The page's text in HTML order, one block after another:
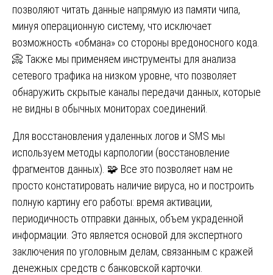
позволяют читать данные напрямую из памяти чипа,
минуя операционную систему, что исключает
возможность «обмана» со стороны вредоносного кода.
📀 Также мы применяем инструменты для анализа
сетевого трафика на низком уровне, что позволяет
обнаружить скрытые каналы передачи данных, которые
не видны в обычных мониторах соединений.
Для восстановления удаленных логов и SMS мы
используем методы карпологии (восстановление
фрагментов данных). 🧩 Все это позволяет нам не
просто констатировать наличие вируса, но и построить
полную картину его работы: время активации,
периодичность отправки данных, объем украденной
информации. Это является основой для экспертного
заключения по уголовным делам, связанным с кражей
денежных средств с банковской карточки.